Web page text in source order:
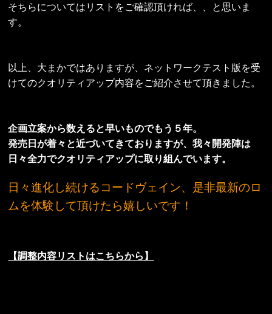
そちらについてはリストをご確認頂ければ、、と思いま
す。
以上、大まかではありますが、ネットワークテスト版を受
けてのクオリティアップ内容をご紹介させて頂きました。
企画立案から数えると早いものでもう５年。
発売日が着々と近づいてきておりますが、我々開発陣は
日々全力でクオリティアップに取り組んでいます。
日々進化し続けるコードヴェイン、是非最新のロ
ムを体験して頂けたら嬉しいです！
【調整内容リストはこちらから】